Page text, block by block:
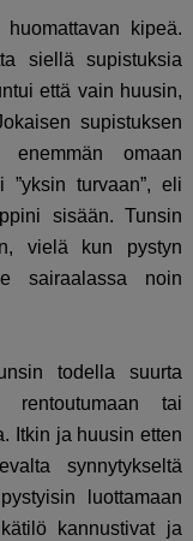
kipeä.
siellä supistuksia
että vain huusin,
supistuksen
omaan
”yksin turvaan”, eli
sisään. Tunsin
vielä kun pystyn
sairaalassa noin
todella suurta
rentoutumaan tai
Itkin ja huusin etten
synnytykseltä
luottamaan
kannustivat ja